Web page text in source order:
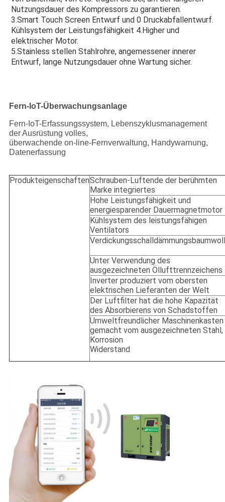
Nutzungsdauer des Kompressors zu garantieren.
3.Smart Touch Screen Entwurf und 0 Druckabfallentwurf.
Kühlsystem der Leistungsfähigkeit 4.Higher und
elektrischer Motor.
5.Stainless stellen Stahlrohre, angemessener innerer
Entwurf, lange Nutzungsdauer ohne Wartung sicher.
Fern-IoT-Überwachungsanlage
Fern-IoT-Erfassungssystem, Lebenszyklusmanagement
der Ausrüstung volles,
überwachende on-line-Fernverwaltung, Handywarnung,
Datenerfassung
ProdukteigenschaftenSchrauben-Luftende der berühmten
Marke integriertes
Hohe Leistungsfähigkeit und
energiesparender Dauermagnetmotor
Kühlsystem des leistungsfähigen
Ventilators
Unter Verwendung des
ausgezeichneten Öllufttrennzeichens
Inverter produziert vom obersten
elektrischen Lieferanten der Welt
Der Luftfilter hat die hohe Kapazität
des Absorbierens von Schadstoffen
Umweltfreundlicher Maschinenkasten
gemacht vom ausgezeichneten Stahl,
Korrosion
Widerstand